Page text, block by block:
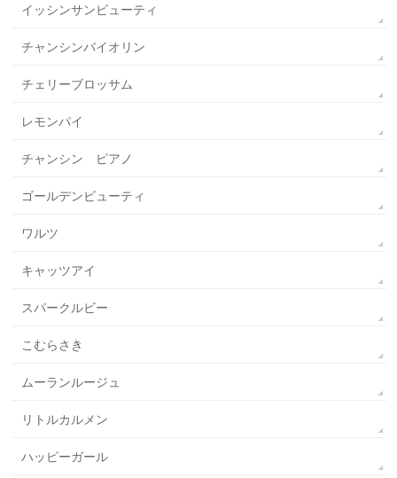
イッシンサンビューティ
チャンシンバイオリン
チェリーブロッサム
レモンパイ
チャンシン ピアノ
ゴールデンビューティ
ワルツ
キャッツアイ
スパークルビー
こむらさき
ムーランルージュ
リトルカルメン
ハッピーガール